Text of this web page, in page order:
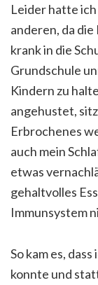
Leider hatte
anderen, da
krank in die
Grundschule
Kindern zu
angehustet,
Erbrochenes
auch mein
etwas
gehaltvolles
Immunsystem
So kam es,
konnte und